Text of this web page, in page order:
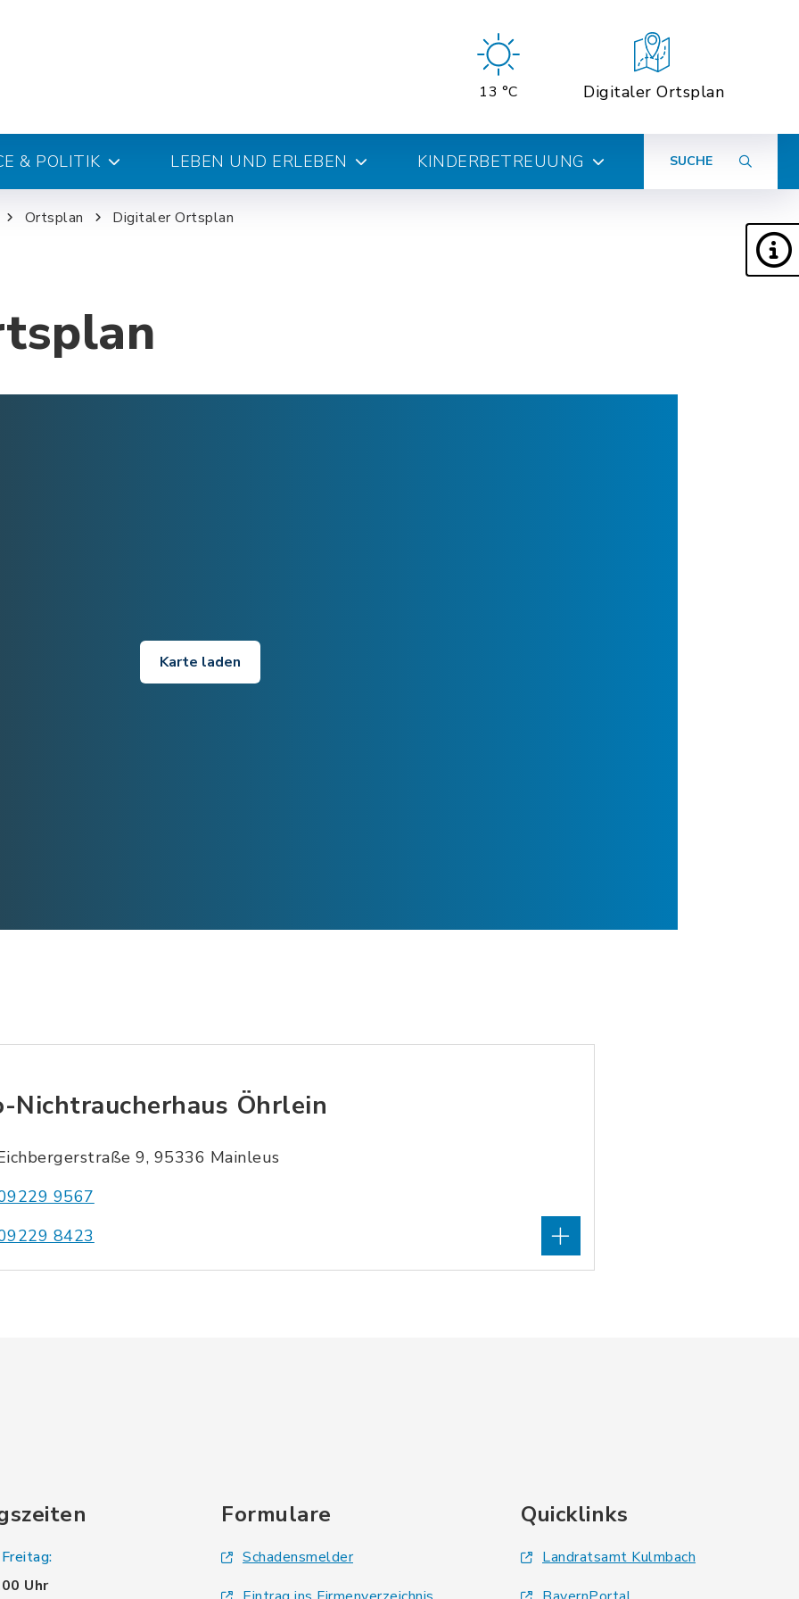
13 °C Digitaler Ortsplan
& POLITIK LEBEN UND ERLEBEN KINDERBETREUUNG SUCHE
Ortsplan Digitaler Ortsplan
Karte laden
Nichtraucherhaus Öhrlein
9, 95336 Mainleus
9567
8423
Uhr
Formulare
Schadensmelder
Quicklinks
Landratsamt Kulmbach